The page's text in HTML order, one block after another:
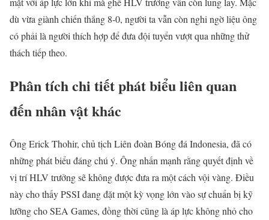
dù vừa giành chiến thắng 8-0, người ta vẫn còn nghi ngờ liệu ông
có phải là người thích hợp để đưa đội tuyển vượt qua những thử
thách tiếp theo.
Phân tích chi tiết phát biểu liên quan
đến nhân vật khác
Ông Erick Thohir, chủ tịch Liên đoàn Bóng đá Indonesia, đã có
những phát biểu đáng chú ý. Ông nhấn mạnh rằng quyết định về
vị trí HLV trưởng sẽ không được đưa ra một cách vội vàng. Điều
này cho thấy PSSI đang đặt một kỳ vọng lớn vào sự chuẩn bị kỹ
lưỡng cho SEA Games, đồng thời cũng là áp lực không nhỏ cho